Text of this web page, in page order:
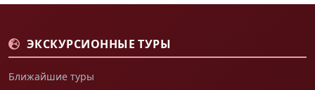
ЭКСКУРСИОННЫЕ ТУРЫ
Ближайшие туры